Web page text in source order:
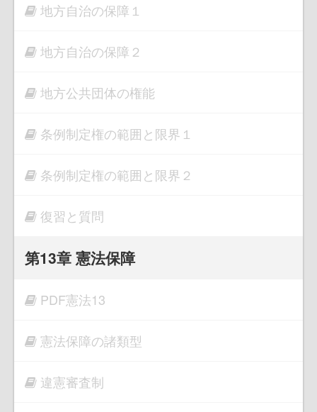
地方自治の保障１
地方自治の保障２
地方公共団体の権能
条例制定権の範囲と限界１
条例制定権の範囲と限界２
復習と質問
第13章 憲法保障
PDF憲法13
憲法保障の諸類型
違憲審査制